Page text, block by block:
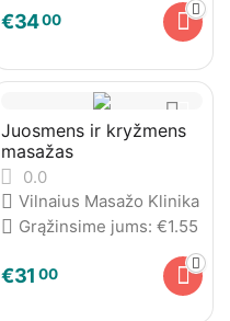
€3400
Juosmens ir kryžmens
masažas
0.0
Vilnaius Masažo Klinika
Grąžinsime jums: €1.55
€31 00